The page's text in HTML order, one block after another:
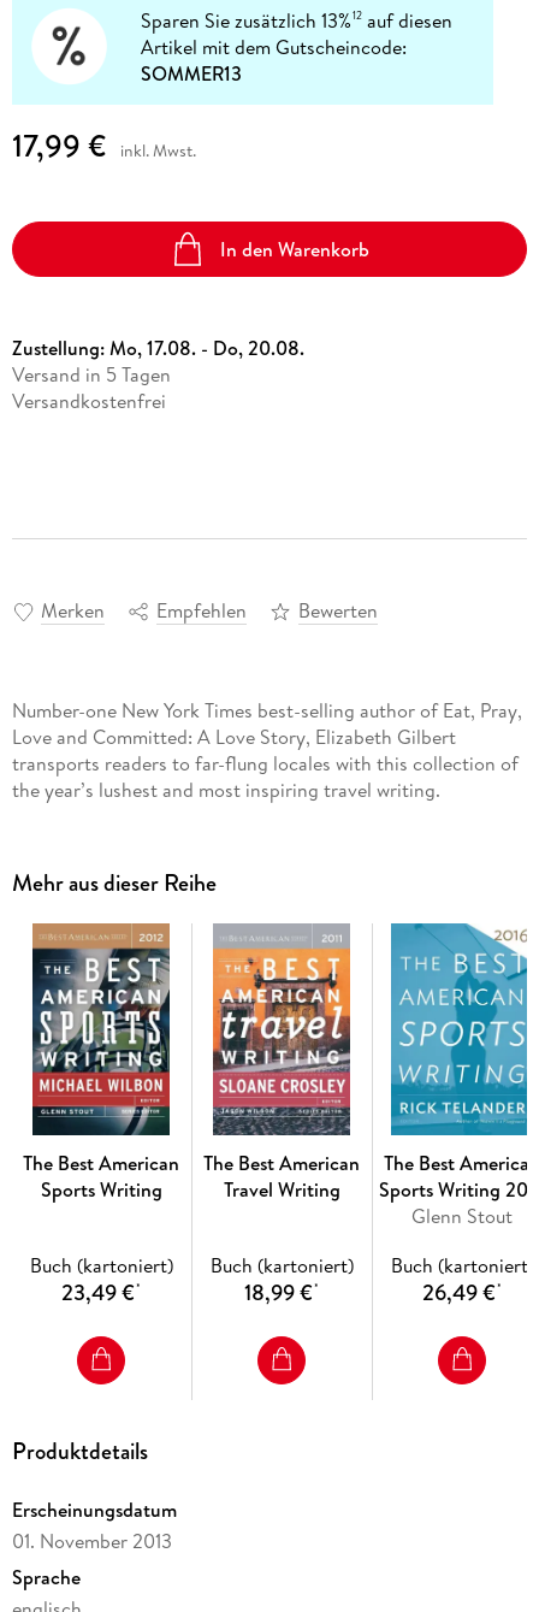
Sparen Sie zusätzlich 13%12 auf diesen
Artikel mit dem Gutscheincode:
SOMMER13
17,99 € inkl. Mwst.
In den Warenkorb
Zustellung:Mo, 17.08. - Do, 20.08.
Versand in 5 Tagen
Versandkostenfrei
Merken Empfehlen Bewerten
Number-one New York Times best-selling author of Eat, Pray,
Love and Committed: A Love Story, Elizabeth Gilbert
transports readers to far-flung locales with this collection of
the year’s lushest and most inspiring travel writing.
Mehr aus dieser Reihe
The Best American
Sports Writing
Buch (kartoniert)
23,49 €*
The Best American
Travel Writing
Buch (kartoniert)
18,99 €*
The Best
Sports Writing
(2016)
Glenn Stout
Buch (kartoniert)
26,49 €*
Produktdetails
Erscheinungsdatum
01. November 2013
Sprache